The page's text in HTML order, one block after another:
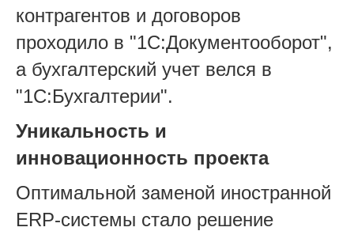
контрагентов и договоров
проходило в "1С:Документооборот",
а бухгалтерский учет велся в
"1С:Бухгалтерии".
Уникальность и
инновационность проекта
Оптимальной заменой иностранной
ERP-системы стало решение